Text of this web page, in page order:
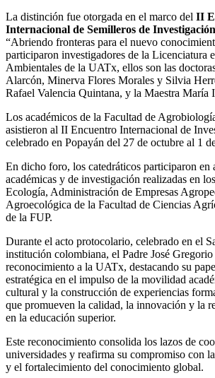
La distinción fue otorgada en el marco del II
Internacional de Semilleros de Investigación
“Abriendo fronteras para el nuevo
participaron investigadores de la Licenciatura
Ambientales de la UATx, ellos son las
Alarcón, Minerva Flores Morales y Silvia
Rafael Valencia Quintana, y la Maestra María
Los académicos de la Facultad de
asistieron al II Encuentro Internacional de
celebrado en Popayán del 27 de octubre al 1
En dicho foro, los catedráticos participaron en
académicas y de investigación realizadas en
Ecología, Administración de Empresas
Agroecológica de la Facultad de Ciencias
de la FUP.
Durante el acto protocolario, celebrado en el
institución colombiana, el Padre José
reconocimiento a la UATx, destacando su
estratégica en el impulso de la movilidad
cultural y la construcción de experiencias
que promueven la calidad, la innovación y la
en la educación superior.
Este reconocimiento consolida los lazos de
universidades y reafirma su compromiso con
y el fortalecimiento del conocimiento global.